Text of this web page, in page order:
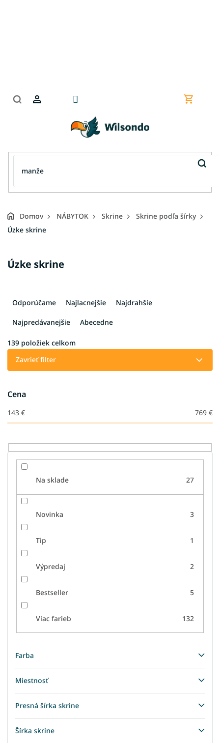
Domov NÁBYTOK Skrine
Skrine podľa šírky
Úzke skrine
Úzke skrine
a
i
e
d
u
k
o
v
Odporúčame Najlacnejšie Najdrahšie
Najpredávanejšie Abecedne
139 položiek celkom
Zavrieť filter
Cena
143 € 769 €
Na sklade 27
Novinka 3
Tip 1
Výpredaj 2
Bestseller 5
Viac farieb 132
Farba
Miestnosť
Presná šírka skrine
Šírka skrine